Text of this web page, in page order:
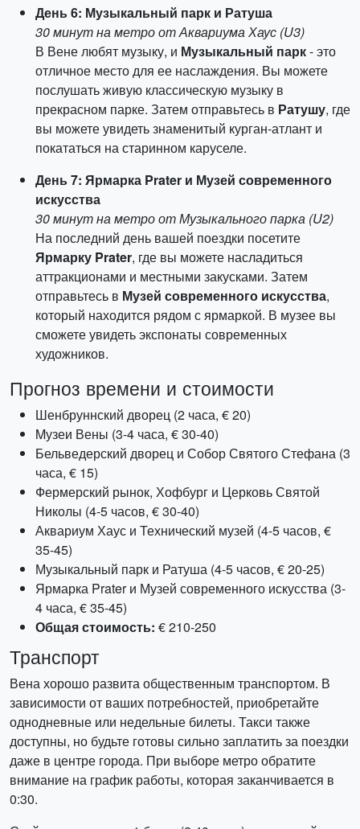
День 6: Музыкальный парк и Ратуша
30 минут на метро от Аквариума Хаус (U3)
В Вене любят музыку, и Музыкальный парк- это
отличное место для ее наслаждения. Вы можете
послушать живую классическую музыку в
прекрасном парке. Затем отправьтесь в Ратушу, где
вы можете увидеть знаменитый курган-атлант и
покататься на старинном каруселе.
День 7: Ярмарка Prater и Музей современного
искусства
30 минут на метро от Музыкального парка (U2)
На последний день вашей поездки посетите
Ярмарку Prater, где вы можете насладиться
аттракционами и местными закусками. Затем
отправьтесь в Музей современного искусства,
который находится рядом с ярмаркой. В музее вы
сможете увидеть экспонаты современных
художников.
Прогноз времени и стоимости
Шенбруннский дворец (2 часа, € 20)
Mузеи Вены (3-4 часа, € 30-40)
Бельведерский дворец и Собор Святого Стефана (3
часа, € 15)
Фермерский рынок, Хофбург и Церковь Святой
Николы (4-5 часов, € 30-40)
Аквариум Хаус и Технический музей (4-5 часов, €
35-45)
Музыкальный парк и Ратуша (4-5 часов, € 20-25)
Ярмарка Prater и Музей современного искусства (3-
4 часа, € 35-45)
Общая стоимость: € 210-250
Транспорт
Вена хорошо развита общественным транспортом. В
зависимости от ваших потребностей, приобретайте
однодневные или недельные билеты. Такси также
доступны, но будьте готовы сильно заплатить за поездки
даже в центре города. При выборе метро обратите
внимание на график работы, которая заканчивается в
0:30.